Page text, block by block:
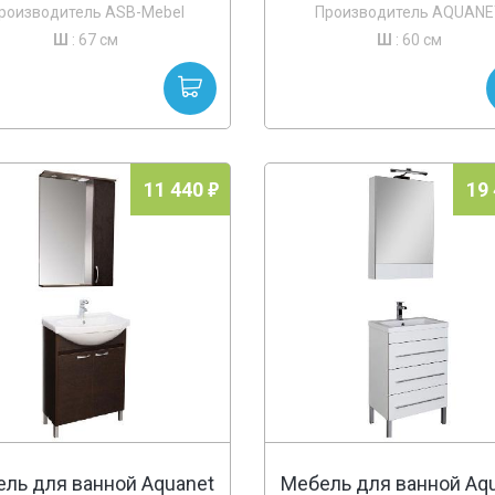
серебро витраж
ASB-Mebel
Ш : 67 см
Производитель
Ш : 60 см
11 440
для ванной Aquanet
19
Мебель для ванной